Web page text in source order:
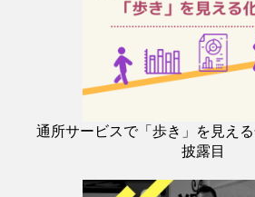
通所サービスで「歩き」を見え
披露目